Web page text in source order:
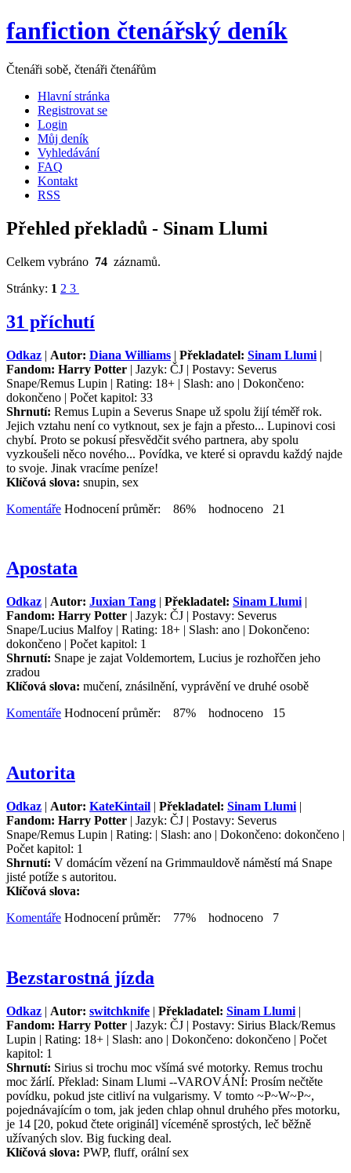
fanfiction čtenářský deník
Čtenáři sobě, čtenáři čtenářům
Hlavní stránka
Registrovat se
Login
Můj deník
Vyhledávání
FAQ
Kontakt
RSS
Přehled překladů - Sinam Llumi
Celkem vybráno 74 záznamů.
Stránky: 1 2 3
31 příchutí
Odkaz | Autor: Diana Williams | Překladatel: Sinam Llumi |
Fandom: Harry Potter | Jazyk: ČJ | Postavy: Severus
Snape/Remus Lupin | Rating: 18+ | Slash: ano | Dokončeno:
dokončeno | Počet kapitol: 33
Shrnutí: Remus Lupin a Severus Snape už spolu žijí téměř rok.
Jejich vztahu není co vytknout, sex je fajn a přesto... Lupinovi cosi
chybí. Proto se pokusí přesvědčit svého partnera, aby spolu
vyzkoušeli něco nového... Povídka, ve které si opravdu každý najde
to svoje. Jinak vracíme peníze!
Klíčová slova: snupin, sex
Komentáře Hodnocení průměr: 86% hodnoceno 21
Apostata
Odkaz | Autor: Juxian Tang | Překladatel: Sinam Llumi |
Fandom: Harry Potter | Jazyk: ČJ | Postavy: Severus
Snape/Lucius Malfoy | Rating: 18+ | Slash: ano | Dokončeno:
dokončeno | Počet kapitol: 1
Shrnutí: Snape je zajat Voldemortem, Lucius je rozhořčen jeho
zradou
Klíčová slova: mučení, znásilnění, vyprávění ve druhé osobě
Komentáře Hodnocení průměr: 87% hodnoceno 15
Autorita
Odkaz | Autor: KateKintail | Překladatel: Sinam Llumi |
Fandom: Harry Potter | Jazyk: ČJ | Postavy: Severus
Snape/Remus Lupin | Rating: | Slash: ano | Dokončeno: dokončeno |
Počet kapitol: 1
Shrnutí: V domácím vězení na Grimmauldově náměstí má Snape
jisté potíže s autoritou.
Klíčová slova:
Komentáře Hodnocení průměr: 77% hodnoceno 7
Bezstarostná jízda
Odkaz | Autor: switchknife | Překladatel: Sinam Llumi |
Fandom: Harry Potter | Jazyk: ČJ | Postavy: Sirius Black/Remus
Lupin | Rating: 18+ | Slash: ano | Dokončeno: dokončeno | Počet
kapitol: 1
Shrnutí: Sirius si trochu moc všímá své motorky. Remus trochu
moc žárlí. Překlad: Sinam Llumi --VAROVÁNÍ: Prosím nečtěte
povídku, pokud jste citliví na vulgarismy. V tomto ~P~W~P~,
pojednávajícím o tom, jak jeden chlap ohnul druhého přes motorku,
je 14 [20, pokud čtete originál] víceméně sprostých, leč běžně
užívaných slov. Big fucking deal.
Klíčová slova: PWP, fluff, orální sex